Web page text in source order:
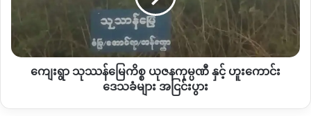
လွန်ခဲ့သည့် ဧပြီလအတွင်း ကချင်ပါတီများ ပေါင်းစည်းရေးအတွက်
ကချင်အမျိုးသားများအတိုင်ပင်ခံအဖွဲ့ ခေါင်းဆောင်များ မိမိတို့
UNFDP ပါတီကို လာရောက်တွေ့ဆုံခဲ့ကြောင်း ဒေါ် Bawk Ja
ကချင်ပြည်နယ်ဒီမိုကရေးစီပါတီ (Kachin State Democracy
ဟူး
ကောင်းကျေးရွာ သုဿန်မြေကိစ္စ ယုဇနကုမ္ပဏီ နှင့် ဟူးကောင်း
ဒေသခံများ အငြင်းပွား